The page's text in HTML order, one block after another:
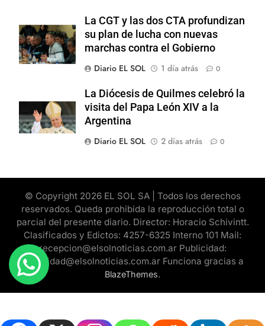
La CGT y las dos CTA profundizan
su plan de lucha con nuevas
marchas contra el Gobierno
Diario EL SOL
1 día atrás 0
La Diócesis de Quilmes celebró la
visita del Papa León XIV a la
Argentina
Diario EL SOL
2 días atrás 0
© Copyright 2026 EL SOL SA | Todos los derechos
reservados. Queda prohibida la reproducción total o
parcial del presente diario. Director: Horacio Schivintt.
Clasificados y Edictos: 4257-6325 Interno 101 Mail:
recepcion@elsolnoticias.com.ar Publicidad:
publicidad@elsolnoticias.com.ar Funciona gracias a
BlazeThemes.